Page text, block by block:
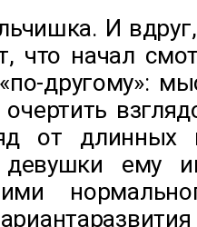
И
что начал
другому»:
очертить
от длинных
девушки ему